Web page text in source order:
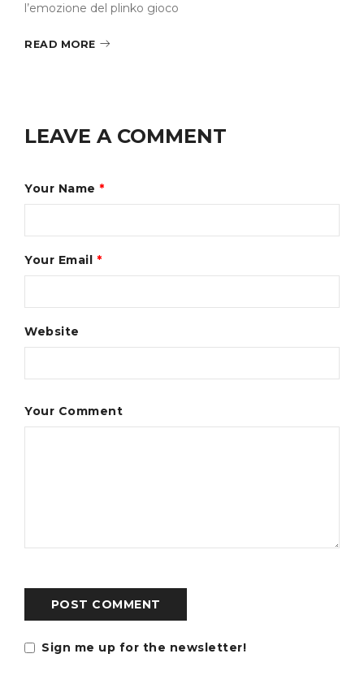
l’emozione del plinko gioco
READ MORE
LEAVE A COMMENT
Your Name *
Your Email *
Website
Your Comment
POST COMMENT
Sign me up for the newsletter!